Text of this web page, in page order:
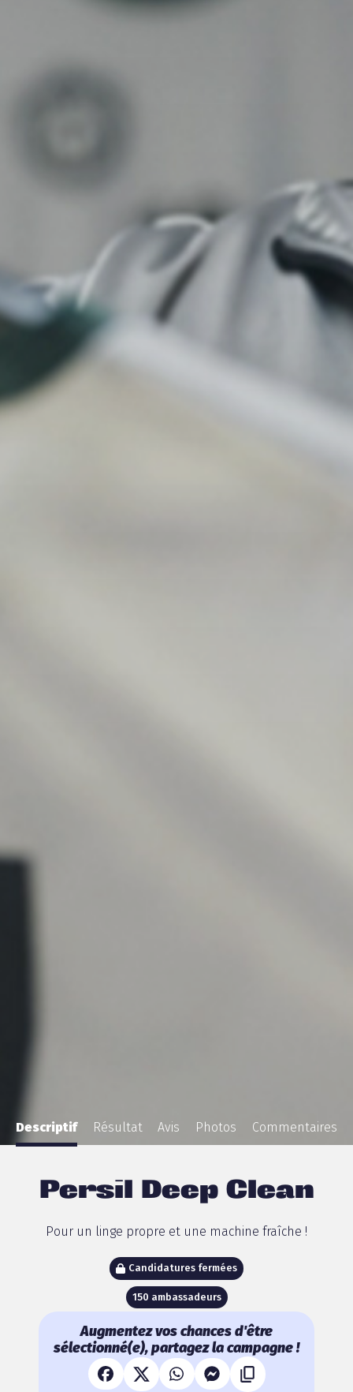
Descriptif Résultat Avis Photos Commentaires
Persil Deep Clean
Pour un linge propre et une machine fraîche !
Candidatures fermées
150 ambassadeurs
Augmentez vos chances d'être
sélectionné(e), partagez la campagne !